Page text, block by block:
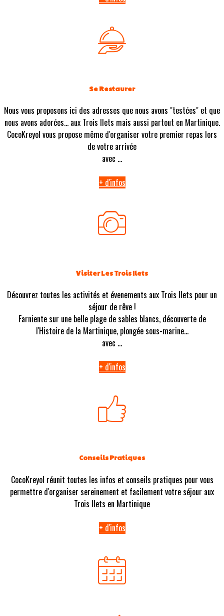
Se Restaurer
Nous vous proposons ici des adresses que nous avons "testées" et que
nous avons adorées... aux Trois Ilets mais aussi partout en Martinique.
CocoKreyol vous propose même d'organiser votre premier repas lors
de votre arrivée
avec ...
+ d'infos
Visiter Les Trois Ilets
Découvrez toutes les activités et évenements aux Trois Ilets pour un
séjour de rêve !
Farniente sur une belle plage de sables blancs, découverte de
l'Histoire de la Martinique, plongée sous-marine...
avec ...
+ d'infos
Conseils Pratiques
CocoKreyol réunit toutes les infos et conseils pratiques pour vous
permettre d'organiser sereinement et facilement votre séjour aux
Trois Ilets en Martinique
+ d'infos